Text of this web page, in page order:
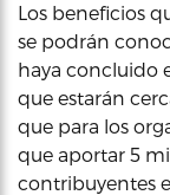
Los beneficios
se podrán
haya concluido
que estarán
que para los
que aportar 5
contribuyentes